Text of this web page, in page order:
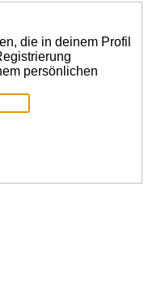
die in deinem Profil
persönlichen